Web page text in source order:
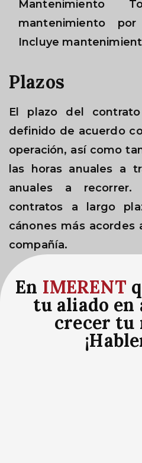
Mantenimiento
mantenimiento
Incluye
Plazos
El plazo del
definido de acuerdo
operación, así como
las horas anuales a
anuales a recorrer.
contratos a largo
cánones más acordes
compañía.
En IMERENT
tu aliado en
crecer tu